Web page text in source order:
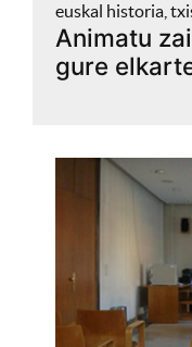
euskal historia,
Animatu
gure